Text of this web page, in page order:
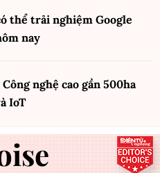
thể trải nghiệm Google
nay
nghệ cao gần 500ha
IoT